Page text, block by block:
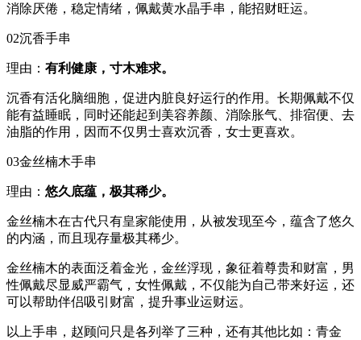
消除厌倦，稳定情绪，佩戴黄水晶手串，能招财旺运。
02沉香手串
理由： 有利健康，寸木难求。
沉香有活化脑细胞，促进内脏良好运行的作用。长期佩戴不仅
能有益睡眠，同时还能起到美容养颜、消除胀气、排宿便、去
油脂的作用，因而不仅男士喜欢沉香，女士更喜欢。
03金丝楠木手串
理由： 悠久底蕴，极其稀少。
金丝楠木在古代只有皇家能使用，从被发现至今，蕴含了悠久
的内涵，而且现存量极其稀少。
金丝楠木的表面泛着金光，金丝浮现，象征着尊贵和财富，男
性佩戴尽显威严霸气，女性佩戴，不仅能为自己带来好运，还
可以帮助伴侣吸引财富，提升事业运财运。
以上手串，赵顾问只是各列举了三种，还有其他比如：青金